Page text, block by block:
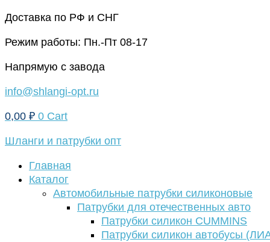
Перейти
содержимому
Доставка по РФ и СНГ
Режим работы: Пн.-Пт 08-17
Напрямую с завода
info@shlangi-opt.ru
0,00 ₽ 0 Cart
Шланги и патрубки опт
Главная
Каталог
Автомобильные патрубки силиконовые
Патрубки для отечественных авто
Патрубки силикон CUMMINS
Патрубки силикон автобусы